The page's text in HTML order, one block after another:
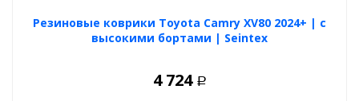
Резиновые коврики Toyota Camry XV80 2024+ | с
высокими бортами | Seintex
4 724 Р